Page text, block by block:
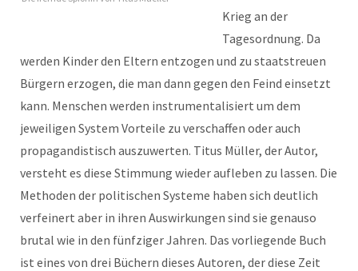
Krieg an der
Tagesordnung. Da
werden Kinder den Eltern entzogen und zu staatstreuen
Bürgern erzogen, die man dann gegen den Feind einsetzt
kann. Menschen werden instrumentalisiert um dem
jeweiligen System Vorteile zu verschaffen oder auch
propagandistisch auszuwerten. Titus Müller, der Autor,
versteht es diese Stimmung wieder aufleben zu lassen. Die
Methoden der politischen Systeme haben sich deutlich
verfeinert aber in ihren Auswirkungen sind sie genauso
brutal wie in den fünfziger Jahren. Das vorliegende Buch
ist eines von drei Büchern dieses Autoren, der diese Zeit